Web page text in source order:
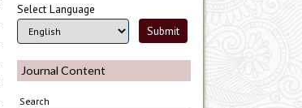
Select Language
Journal Content
Search